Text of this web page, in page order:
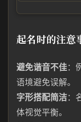
起名时的注意
避免谐音不佳：
语境避免误解。
字形搭配简洁：
体视觉平衡。